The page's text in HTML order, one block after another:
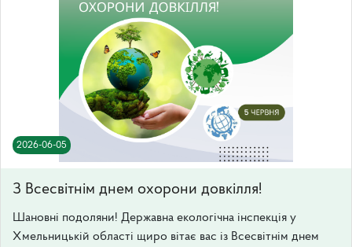
2026-06-05
З Всесвітнім днем охорони довкілля!
Шановні подоляни! Державна екологічна інспекція у
Хмельницькій області щиро вітає вас із Всесвітнім днем